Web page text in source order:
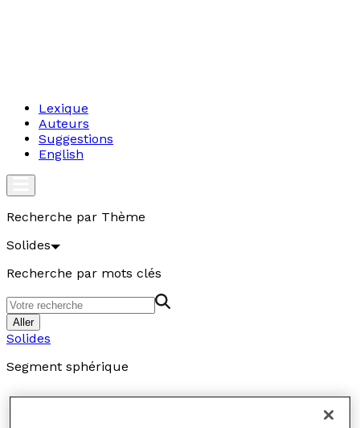
Lexique
Auteurs
Suggestions
English
Recherche par Thème
Solides
Recherche par mots clés
Aller
Solides
Segment sphérique